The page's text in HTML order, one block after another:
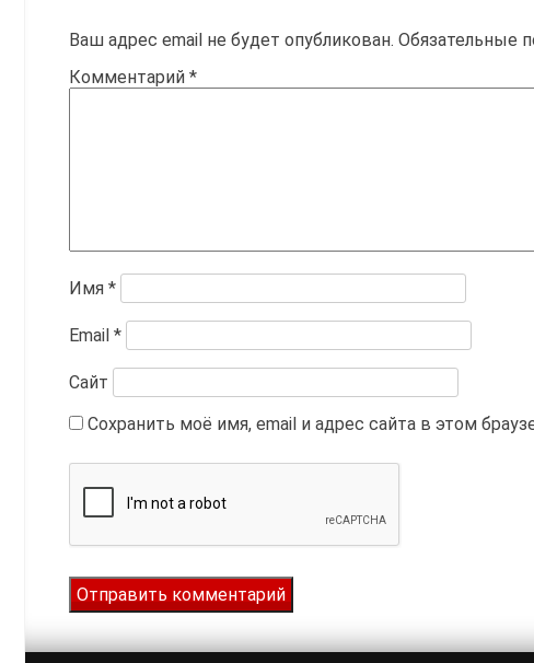
Ваш адрес email не будет опубликован. Обязательные
Комментарий *
Имя *
Email *
Сайт
Сохранить моё имя, email и адрес сайта в этом